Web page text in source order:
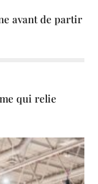
avant de partir
qui relie